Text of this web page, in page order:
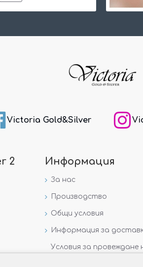
Victoria Gold&Silver
2 Информация
За нас
Производство
Общи условия
Информация за
Условия за провеждане